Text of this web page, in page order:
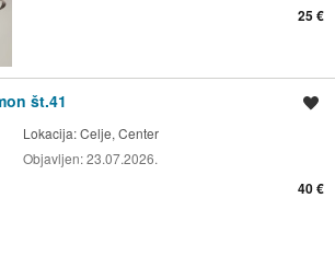
25 €
št.41
Lokacija:Celje, Center
Objavljen:23.07.2026.
40 €